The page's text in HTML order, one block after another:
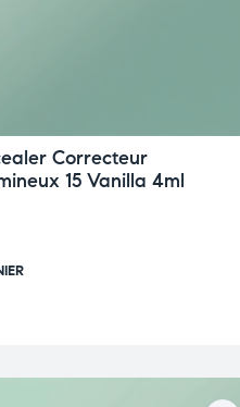
Correcteur
15 Vanilla 4ml